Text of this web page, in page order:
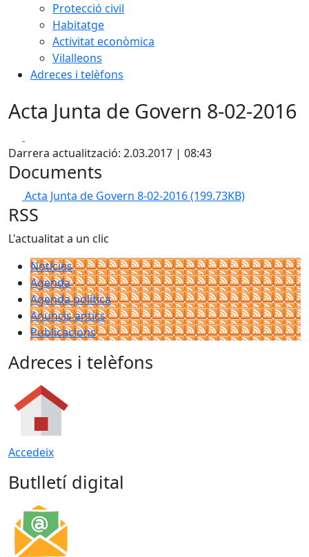
Protecció civil
Habitatge
Activitat econòmica
Vilalleons
Adreces i telèfons
Acta Junta de Govern 8-02-2016
Darrera actualització: 2.03.2017 | 08:43
Documents
Acta Junta de Govern 8-02-2016(199.73KB)
RSS
L'actualitat a un clic
Notícies
Agenda
Agenda política
Anuncis antics
Publicacions
Adreces i telèfons
Accedeix
Butlletí digital